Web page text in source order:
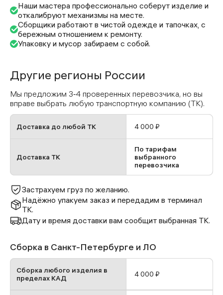
Наши мастера профессионально соберут изделие и
откалибруют механизмы на месте.
Сборщики работают в чистой одежде и тапочках, с
бережным отношением к ремонту.
Упаковку и мусор забираем с собой.
Другие регионы России
Мы предложим 3‑4 проверенных перевозчика, но вы
вправе выбрать любую транспортную компанию (ТК).
Доставка до любой ТК 4 000 ₽
Доставка ТК
По тарифам
выбранного
перевозчика
Застрахуем груз по желанию.
Надёжно упакуем заказ и передадим в терминал
ТК.
Дату и время доставки вам сообщит выбранная ТК.
Сборка в Санкт-Петербурге и ЛО
Сборка любого изделия в
пределах КАД
4 000 ₽